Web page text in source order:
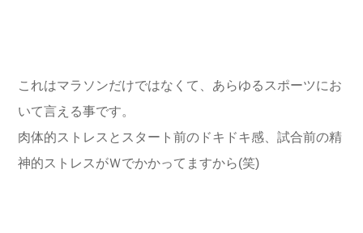
これはマラソンだけではなくて、あらゆるスポーツにお
いて言える事です。
肉体的ストレスとスタート前のドキドキ感、試合前の精
神的ストレスがＷでかかってますから(笑)